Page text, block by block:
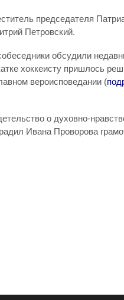
председателя
Петровский.
обсудили
хоккеисту пришлось
вероисповедании (
о духовно-
Ивана Проворова